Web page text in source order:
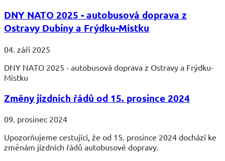
DNY NATO 2025 - autobusová doprava z
Ostravy Dubiny a Frýdku-Místku
04. září 2025
DNY NATO 2025 - autobusová doprava z Ostravy a Frýdku-
Místku
Změny jízdních řádů od 15. prosince 2024
09. prosinec 2024
Upozorňujeme cestující, že od 15. prosince 2024 dochází ke
změnám jízdních řádů autobusové dopravy.